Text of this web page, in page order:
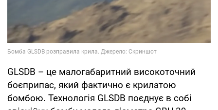
GLSDB – це малогабаритний високоточний
боєприпас, який фактично є крилатою
бомбою. Технологія GLSDB поєднує в собі